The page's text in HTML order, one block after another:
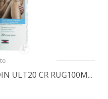
ULT20 CR RUG100M...